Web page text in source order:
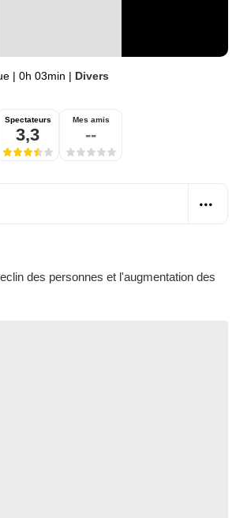
| 0h 03min | Divers
Spectateurs
3,3
Mes amis
--
des personnes et l'augmentation des